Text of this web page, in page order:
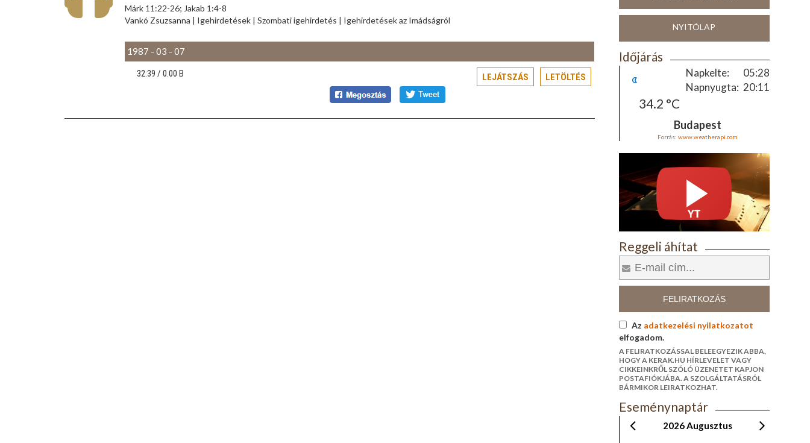
Márk 11:22-26; Jakab 1:4-8
Vankó Zsuzsanna | Igehirdetések | Szombati igehirdetés | Igehirdetések az Imádságról
1987 - 03 - 07
32:39 /0.00 B LEJÁTSZÁS LETÖLTÉS
NYITÓLAP
Időjárás
34.2 °C
Napkelte:
05:28
Napnyugta: 20:11
Budapest
Forrás: www.weatherapi.com
Reggeli áhítat
FELIRATKOZÁS
Az adatkezelési nyilatkozatot
elfogadom.
A FELIRATKOZÁSSAL BELEEGYEZIK ABBA,
HOGY A KERAK.HU HÍRLEVELET VAGY
CIKKEINKRŐL SZÓLÓ ÜZENETET KAPJON
POSTAFIÓKJÁBA. A SZOLGÁLTATÁSRÓL
BÁRMIKOR LEIRATKOZHAT.
Eseménynaptár
2026Augusztus